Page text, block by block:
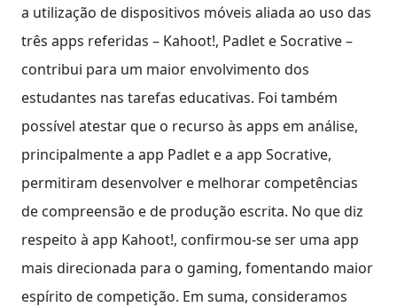
a utilização de dispositivos móveis aliada ao uso das
três apps referidas – Kahoot!, Padlet e Socrative –
contribui para um maior envolvimento dos
estudantes nas tarefas educativas. Foi também
possível atestar que o recurso às apps em análise,
principalmente a app Padlet e a app Socrative,
permitiram desenvolver e melhorar competências
de compreensão e de produção escrita. No que diz
respeito à app Kahoot!, confirmou-se ser uma app
mais direcionada para o gaming, fomentando maior
espírito de competição. Em suma, consideramos